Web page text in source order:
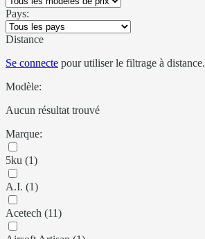
Pays:
Distance
Se connecte pour utiliser le filtrage à distance.
Modèle:
Aucun résultat trouvé
Marque:
5ku (1)
A.I. (1)
Acetech (11)